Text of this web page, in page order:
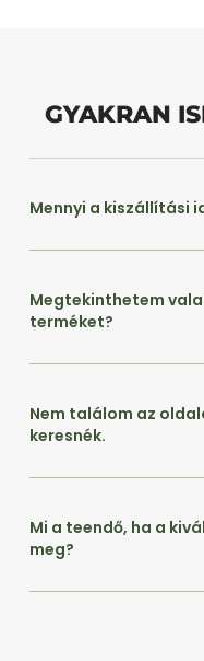
GYAKRAN
Mennyi a kiszállítási
Megtekinthetem
terméket?
Nem találom az
keresnék.
Mi a teendő, ha a
meg?